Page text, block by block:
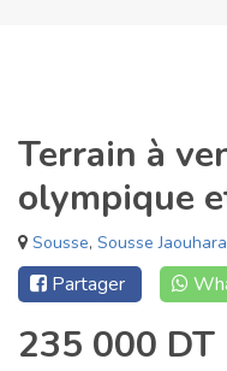
Terrain à
olympique
Sousse, Sousse Jaouhara
Partager
235 000 DT